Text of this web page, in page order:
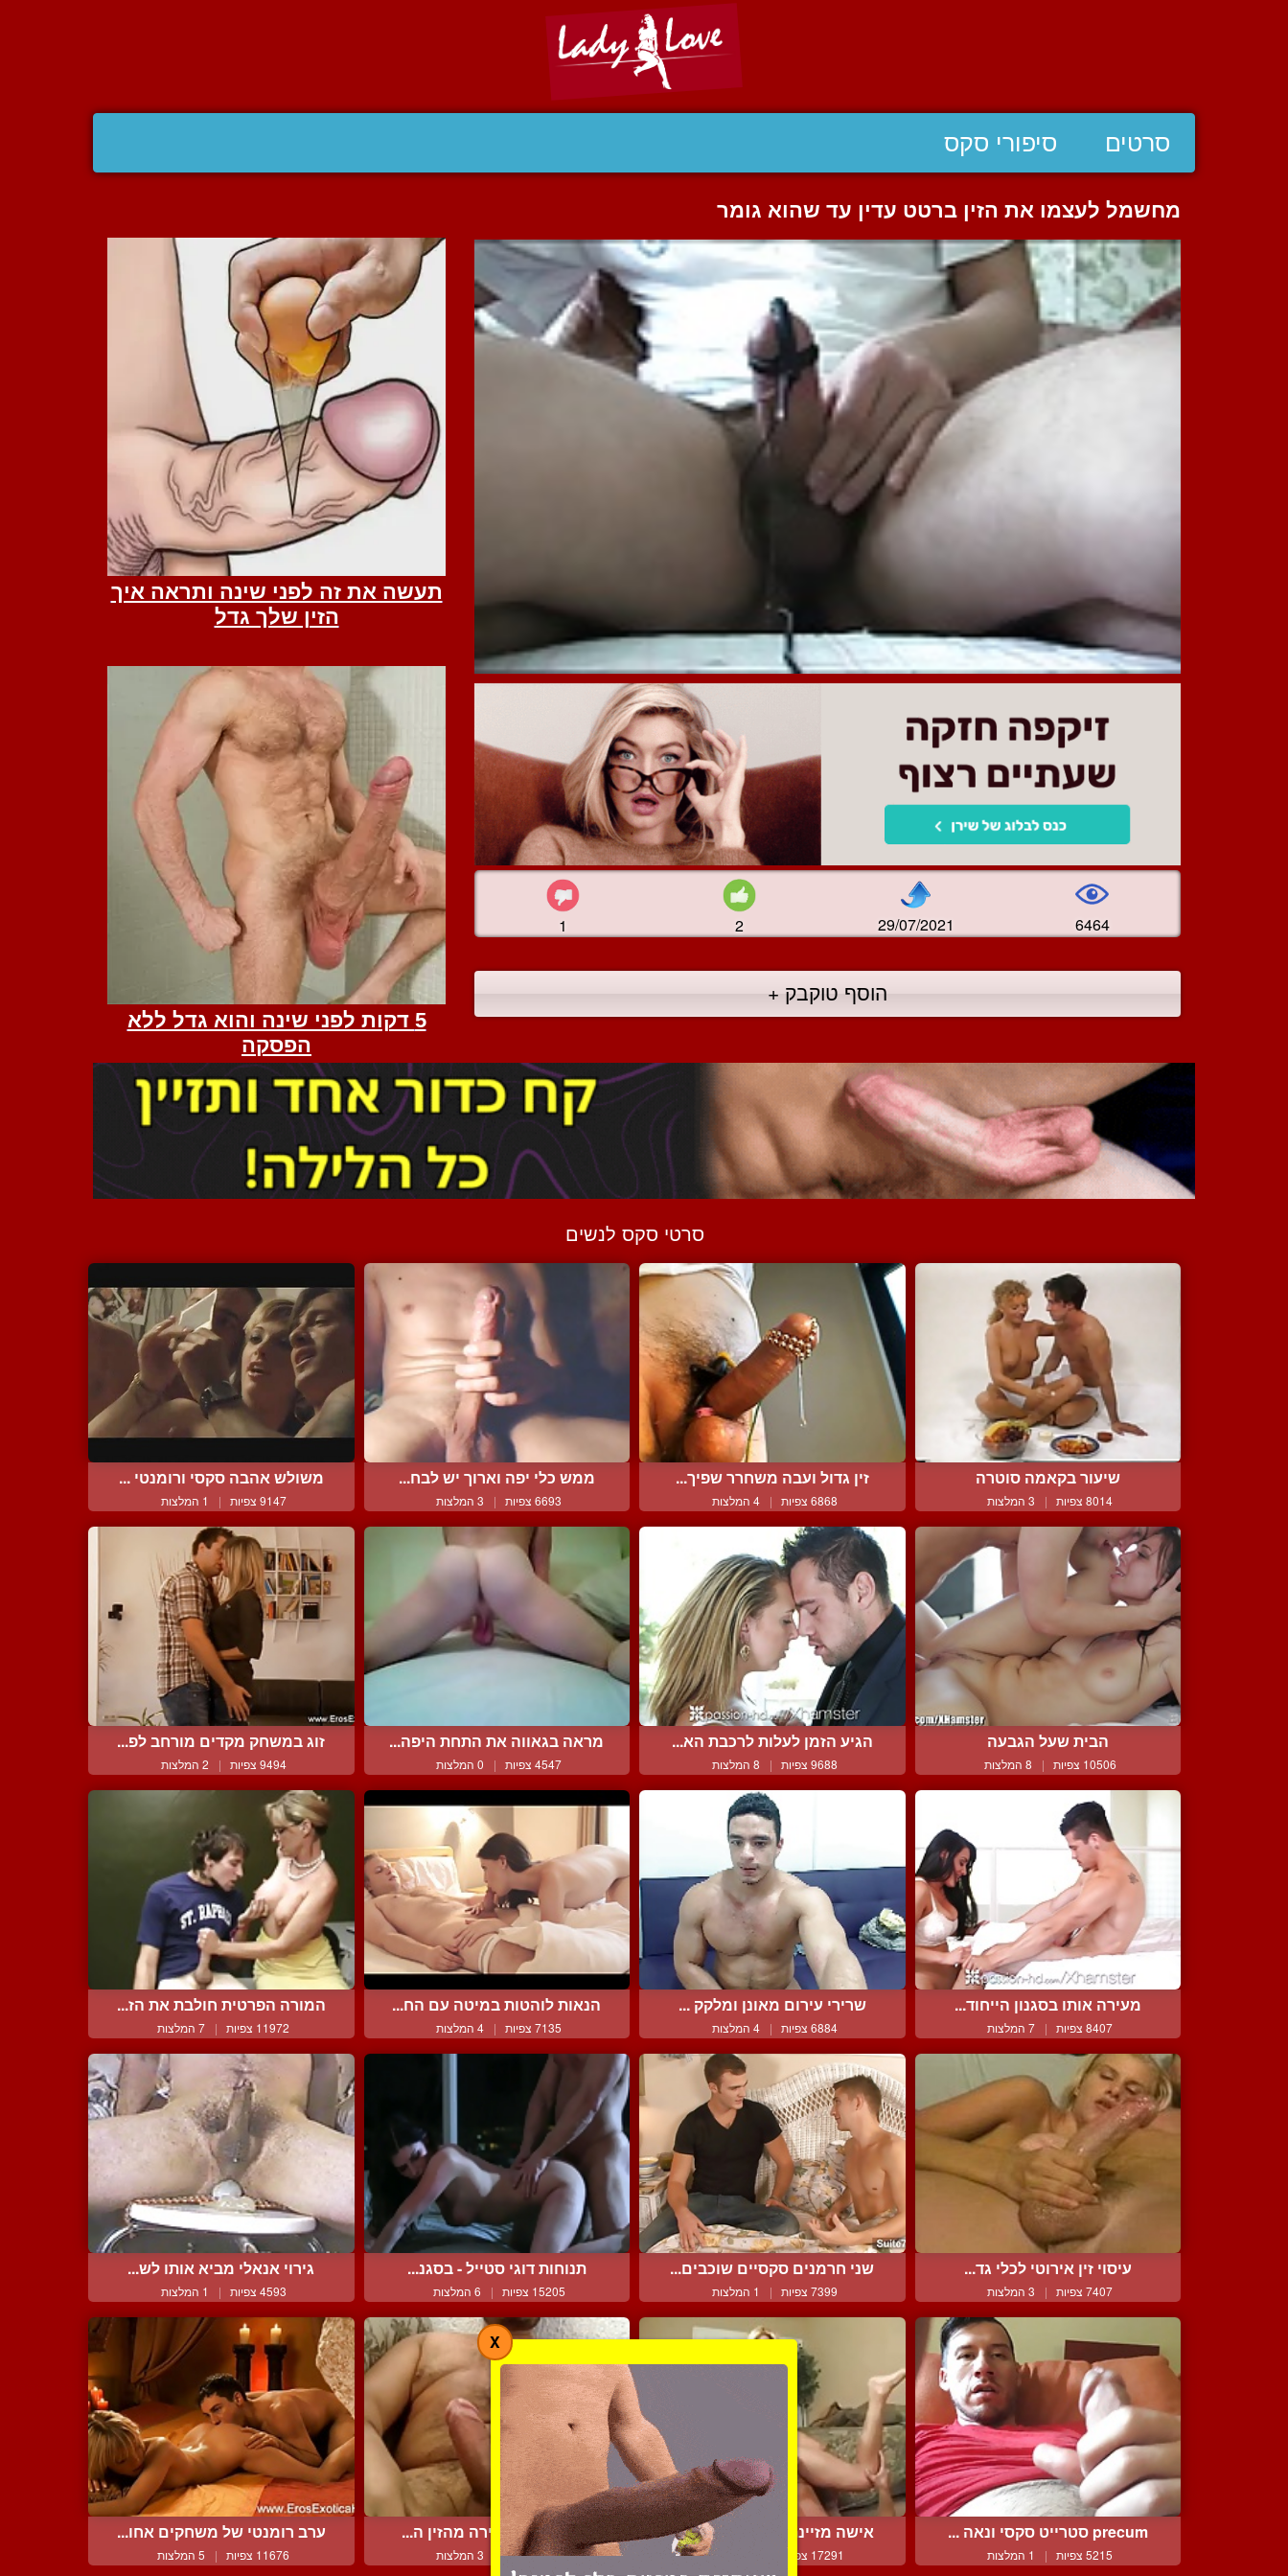
סרטים סיפורי סקס
מחשמל לעצמו את הזין ברטט עדין עד שהוא גומר
1 2 29/07/2021 6464
הוסף טוקבק +
סרטי סקס לנשים
שיעור בקאמה סוטרה
8014 צפיות | 3 המלצות
זין גדול ועבה משחרר שפיך...
6868 צפיות | 4 המלצות
ממש כלי יפה וארוך יש לבח...
6693 צפיות | 3 המלצות
משולש אהבה סקסי ורומנטי ...
9147 צפיות | 1 המלצות
הבית שעל הגבעה
10506 צפיות | 8 המלצות
הגיע הזמן לעלות לרכבת הא...
9688 צפיות | 8 המלצות
מראה בגאווה את התחת היפה...
4547 צפיות | 0 המלצות
זוג במשחק מקדים מורחב לפ...
9494 צפיות | 2 המלצות
מעירה אותו בסגנון הייחוד...
8407 צפיות | 7 המלצות
שרירי עירום מאונן ומלקק ...
6884 צפיות | 4 המלצות
הנאות לוהטות במיטה עם הח...
7135 צפיות | 4 המלצות
המורה הפרטית חולבת את הז...
11972 צפיות | 7 המלצות
עיסוי זין אירוטי לכלי גד...
7407 צפיות | 3 המלצות
שני חרמנים סקסיים שוכבים...
7399 צפיות | 1 המלצות
תנוחות דוגי סטייל - בסגנ...
15205 צפיות | 6 המלצות
גירוי אנאלי מביא אותו לש...
4593 צפיות | 1 המלצות
precum סטרייט סקסי ונאה ...
5215 צפיות | 1 המלצות
אישה מזיינת בחור עם סטרפ...
17291 צפיות
חובבן מציג גמירה מהזין ה...
4009 צפיות | 3 המלצות
ערב רומנטי של משחקים אחו...
11676 צפיות | 5 המלצות
X